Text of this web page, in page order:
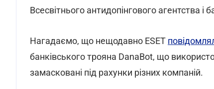
Всесвітнього антидопінгового агентства і
Нагадаємо, що нещодавно ESET
банківського трояна DanaBot, що
замасковані під рахунки різних компаній.